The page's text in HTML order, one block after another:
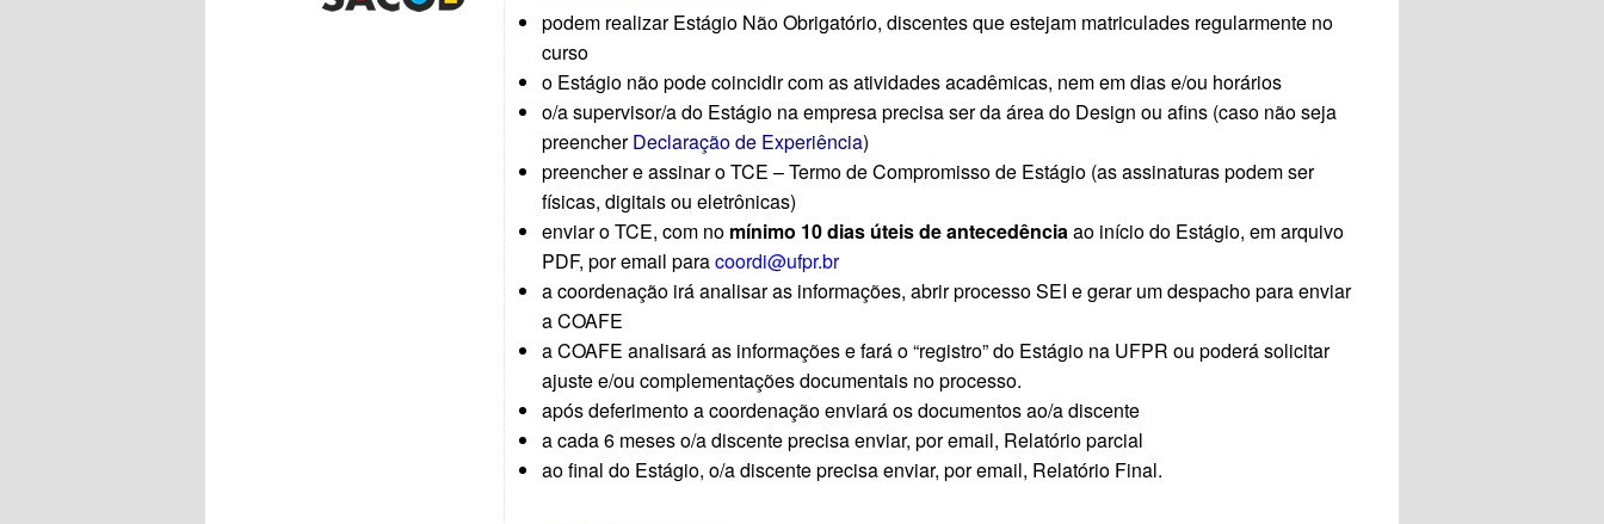
podem realizar Estágio Não Obrigatório, discentes que estejam matriculades regularmente no
curso
o Estágio não pode coincidir com as atividades acadêmicas, nem em dias e/ou horários
o/a supervisor/a do Estágio na empresa precisa ser da área do Design ou afins (caso não seja
preencherDeclaração de Experiência)
preencher e assinar o TCE – Termo de Compromisso de Estágio (as assinaturas podem ser
físicas, digitais ou eletrônicas)
enviar o TCE, com no mínimo 10 dias úteis de antecedênciaao início do Estágio, em arquivo
PDF, por email paracoordi@ufpr.br
a coordenação irá analisar as informações, abrir processo SEI e gerar um despacho para enviar
a COAFE
a COAFE analisará as informações e fará o “registro” do Estágio na UFPR ou poderá solicitar
ajuste e/ou complementações documentais no processo.
após deferimento a coordenação enviará os documentos ao/a discente
a cada 6 meses o/a discente precisa enviar, por email, Relatório parcial
ao final do Estágio, o/a discente precisa enviar, por email, Relatório Final.